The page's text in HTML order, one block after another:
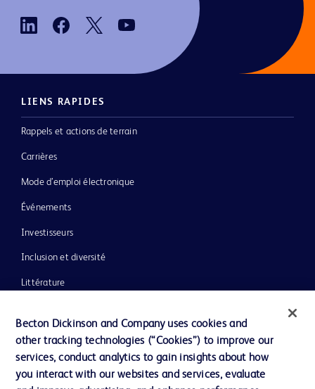
LIENS RAPIDES
Rappels et actions de terrain
Carrières
Mode d’emploi électronique
Événements
Investisseurs
Inclusion et diversité
Littérature
Notre entreprise
Éthique et conformité
Becton Dickinson and Company uses cookies and
other tracking technologies (“Cookies”) to improve our
services, conduct analytics to gain insights about how
you interact with our websites and services, evaluate